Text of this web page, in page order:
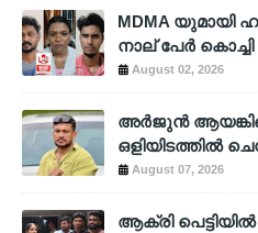
MDMA യുമായി
നാല് പേർ കൊച്ചി
August 02, 2026
അര്‍ജുന്‍
ഒളിയിടത്തില്‍
August 07, 2026
ആക്രി